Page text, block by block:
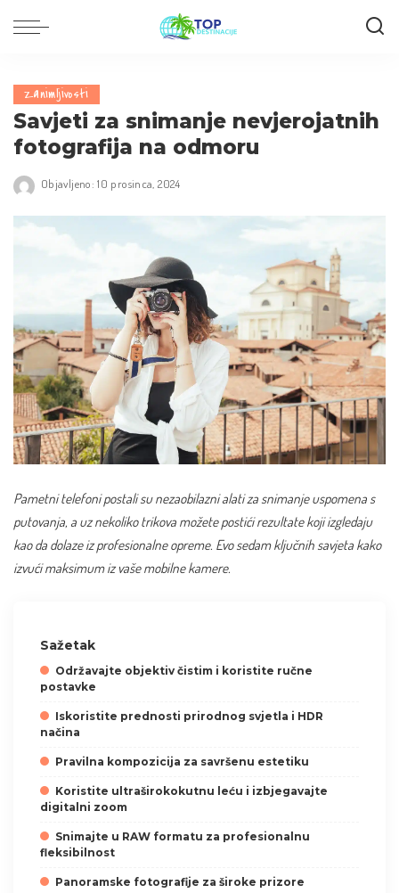
Zanimljivosti
Savjeti za snimanje nevjerojatnih
fotografija na odmoru
Objavljeno: 10 prosinca, 2024
Pametni telefoni postali su nezaobilazni alati za snimanje uspomena s
putovanja, a uz nekoliko trikova možete postići rezultate koji izgledaju
kao da dolaze iz profesionalne opreme. Evo sedam ključnih savjeta kako
izvući maksimum iz vaše mobilne kamere.
Sažetak
Održavajte objektiv čistim i koristite ručne
postavke
Iskoristite prednosti prirodnog svjetla i HDR
načina
Pravilna kompozicija za savršenu estetiku
Koristite ultraširokokutnu leću i izbjegavajte
digitalni zoom
Snimajte u RAW formatu za profesionalnu
fleksibilnost
Panoramske fotografije za široke prizore